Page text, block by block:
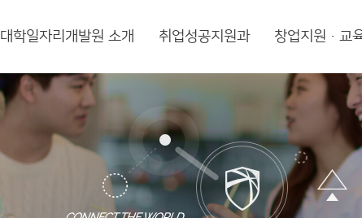
대학일자리개발원 소개 취업성공지원과 창업지원·교